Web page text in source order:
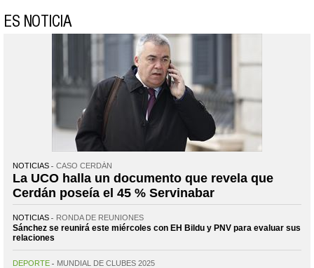
ES NOTICIA
NOTICIAS CASO CERDÁN
La UCO halla un documento que revela que
Cerdán poseía el 45 % Servinabar
NOTICIAS RONDA DE REUNIONES
Sánchez se reunirá este miércoles con EH Bildu y PNV para evaluar sus
relaciones
DEPORTE MUNDIAL DE CLUBES 2025